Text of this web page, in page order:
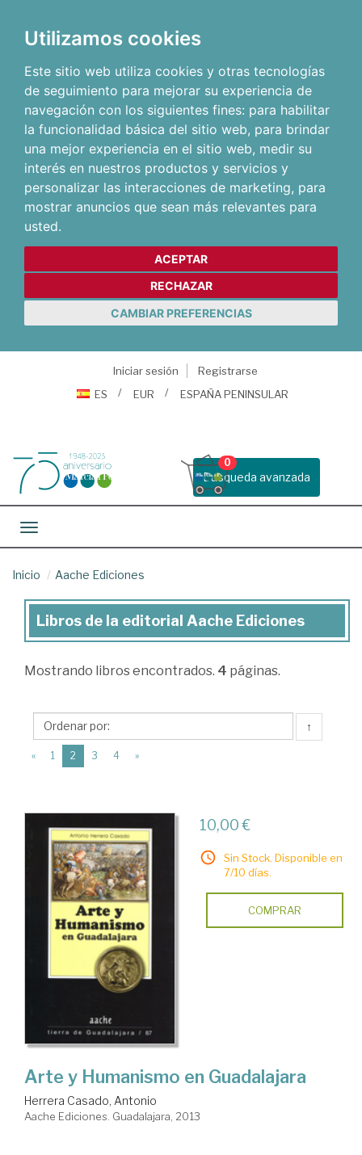
Utilizamos cookies
Este sitio web utiliza cookies y otras tecnologías
de seguimiento para mejorar su experiencia de
navegación con los siguientes fines: para habilitar
la funcionalidad básica del sitio web, para brindar
una mejor experiencia en el sitio web, medir su
interés en nuestros productos y servicios y
personalizar las interacciones de marketing, para
mostrar anuncios que sean más relevantes para
usted.
ACEPTAR
RECHAZAR
CAMBIAR PREFERENCIAS
Iniciar sesión
Registrarse
ES
EUR ESPAÑA PENINSULAR
Busqueda avanzada
0
Toggle navigation
Inicio Aache Ediciones
Libros
la
Aache
Ediciones
Libros de la editorial Aache Ediciones
Mostrando libros encontrados. 4 páginas.
↑
« 1 2 (current)
3 4 »
10,00 €
Sin Stock. Disponible en
7/10 días.
COMPRAR
Arte y Humanismo en Guadalajara
Herrera Casado, Antonio
Aache Ediciones. Guadalajara, 2013